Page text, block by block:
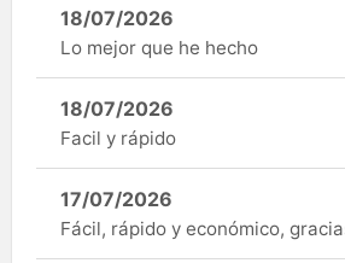
18/07/2026
Lo mejor que he hecho
18/07/2026
Facil y rápido
17/07/2026
Fácil, rápido y económico,